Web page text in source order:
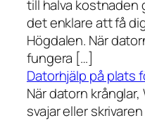
till halva kostnaden
det enklare att få
Högdalen. När
fungera […]
Datorhjälp på plats
När datorn
svajar eller